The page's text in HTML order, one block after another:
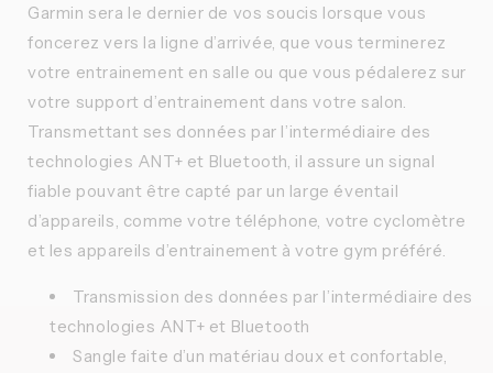
Garmin sera le dernier de vos soucis lorsque vous
foncerez vers la ligne d’arrivée, que vous terminerez
votre entrainement en salle ou que vous pédalerez sur
votre support d’entrainement dans votre salon.
Transmettant ses données par l’intermédiaire des
technologies ANT+ et Bluetooth, il assure un signal
fiable pouvant être capté par un large éventail
d’appareils, comme votre téléphone, votre cyclomètre
et les appareils d’entrainement à votre gym préféré.
Transmission des données par l’intermédiaire des
technologies ANT+ et Bluetooth
Sangle faite d’un matériau doux et confortable,